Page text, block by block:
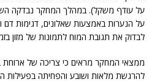
על עודף משקל). במהלך המחקר נבדקה
לבדוק את תגובת המוח לתמונות של מזון
ממצאי המחקר מראים כי צריכה של ארוחת
להרגשת מלאות ושובע והפחיתה בפעילות